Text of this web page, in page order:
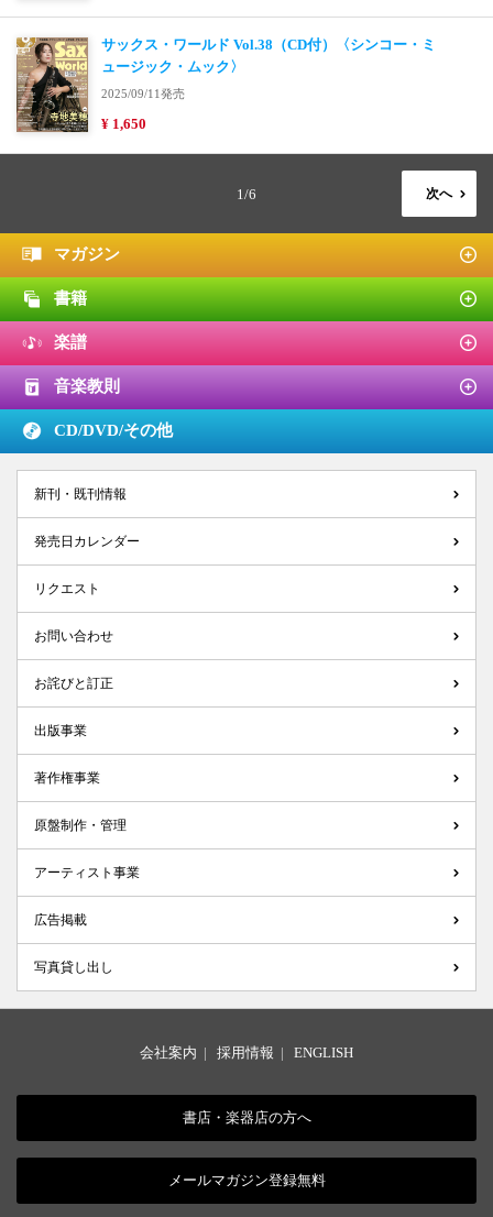
サックス・ワールド Vol.38（CD付）〈シンコー・ミ
ュージック・ムック〉
2025/09/11発売
¥ 1,650
1/6 次へ
マガジン
書籍
楽譜
音楽教則
CD/DVD/その他
新刊・既刊情報
発売日カレンダー
リクエスト
お問い合わせ
お詫びと訂正
出版事業
著作権事業
原盤制作・管理
アーティスト事業
広告掲載
写真貸し出し
会社案内 | 採用情報 | ENGLISH
書店・楽器店の方へ
メールマガジン登録無料